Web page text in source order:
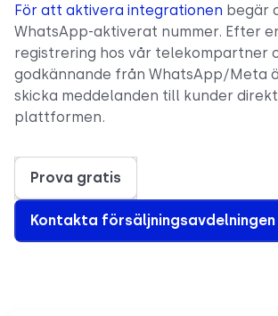
För att aktivera integrationen begär
WhatsApp-aktiverat nummer. Efter
registrering hos vår telekompartner
godkännande från WhatsApp/Meta
skicka meddelanden till kunder
plattformen.
Prova gratis
Kontakta försäljningsavdelningen